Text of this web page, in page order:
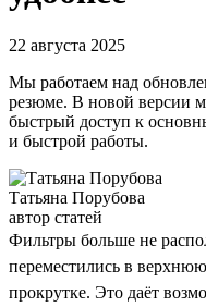
22 августа 2025
Мы работаем над
резюме. В новой версии
быстрый доступ к
и быстрой работы.
Татьяна Порубова
автор статей
Фильтры больше не
переместились в
прокрутке. Это даёт